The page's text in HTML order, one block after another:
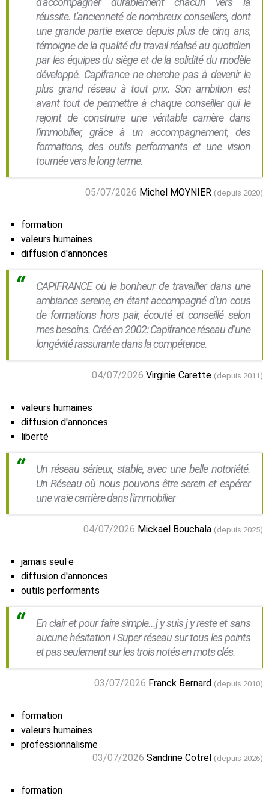
réussite. L'ancienneté de nombreux conseillers, dont
une grande partie exerce depuis plus de cinq ans,
témoigne de la qualité du travail réalisé au quotidien
par les équipes du siège et de la solidité du modèle
développé. Capifrance ne cherche pas à devenir le
plus grand réseau à tout prix. Son ambition est
avant tout de permettre à chaque conseiller qui le
rejoint de construire une véritable carrière dans
l'immobilier, grâce à un accompagnement, des
formations, des outils performants et une vision
tournée vers le long terme.
05/07/2026 Michel MOYNIER (depuis 2020)
formation
valeurs humaines
diffusion d'annonces
CAPIFRANCE où le bonheur de travailler dans une
ambiance sereine, en étant accompagné d’un cous
de formations hors pair, écouté et conseillé selon
mes besoins. Créé en 2002: Capifrance réseau d’une
longévité rassurante dans la compétence.
04/07/2026 Virginie Carette (depuis 2011)
valeurs humaines
diffusion d'annonces
liberté
Un réseau sérieux, stable, avec une belle notoriété.
Un Réseau où nous pouvons être serein et espérer
une vraie carrière dans l'immobilier
04/07/2026 Mickael Bouchala (depuis 2025)
jamais seul·e
diffusion d'annonces
outils performants
En clair et pour faire simple...j y suis j y reste et sans
aucune hésitation ! Super réseau sur tous les points
et pas seulement sur les trois notés en mots clés.
03/07/2026 Franck Bernard (depuis 2010)
formation
valeurs humaines
professionnalisme
03/07/2026 Sandrine Cotrel (depuis 2026)
formation